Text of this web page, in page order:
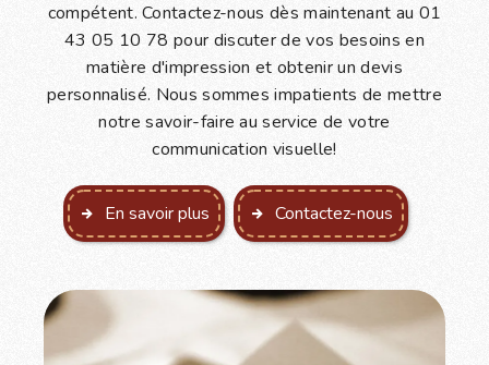
compétent. Contactez-nous dès maintenant au 01
43 05 10 78 pour discuter de vos besoins en
matière d'impression et obtenir un devis
personnalisé. Nous sommes impatients de mettre
notre savoir-faire au service de votre
communication visuelle!
En savoir plus Contactez-nous